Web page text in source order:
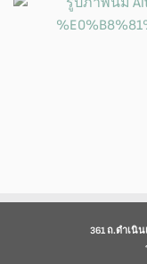
361 ถ.ดำเนิ